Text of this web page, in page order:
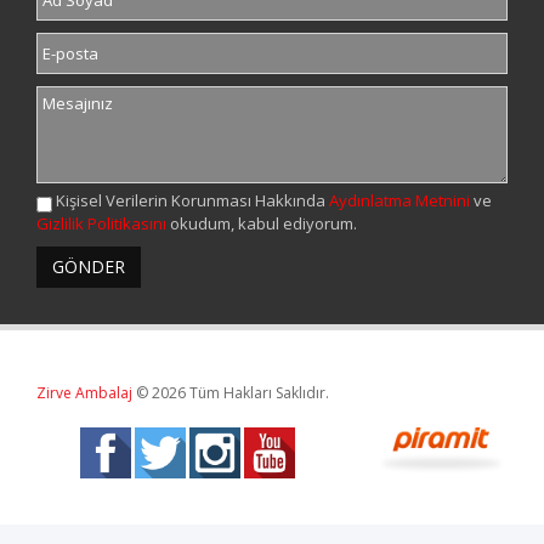
Kişisel Verilerin Korunması Hakkında Aydınlatma Metnini ve
Gizlilik Politikasını okudum, kabul ediyorum.
Zirve Ambalaj © 2026 Tüm Hakları Saklıdır.